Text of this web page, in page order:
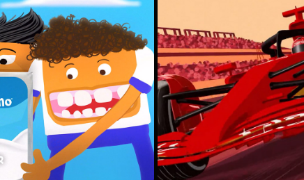
AULAS
CLARO |